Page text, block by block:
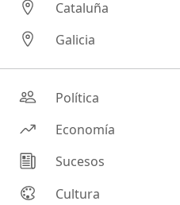
Cataluña
Galicia
Política
Economía
Sucesos
Cultura